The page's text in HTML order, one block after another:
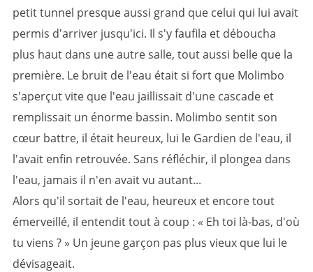
petit tunnel presque aussi grand que celui qui lui avait
permis d'arriver jusqu'ici. Il s'y faufila et déboucha
plus haut dans une autre salle, tout aussi belle que la
première. Le bruit de l'eau était si fort que Molimbo
s'aperçut vite que l'eau jaillissait d'une cascade et
remplissait un énorme bassin. Molimbo sentit son
cœur battre, il était heureux, lui le Gardien de l'eau, il
l'avait enfin retrouvée. Sans réfléchir, il plongea dans
l'eau, jamais il n'en avait vu autant...
Alors qu'il sortait de l'eau, heureux et encore tout
émerveillé, il entendit tout à coup : « Eh toi là-bas, d'où
tu viens ? » Un jeune garçon pas plus vieux que lui le
dévisageait.